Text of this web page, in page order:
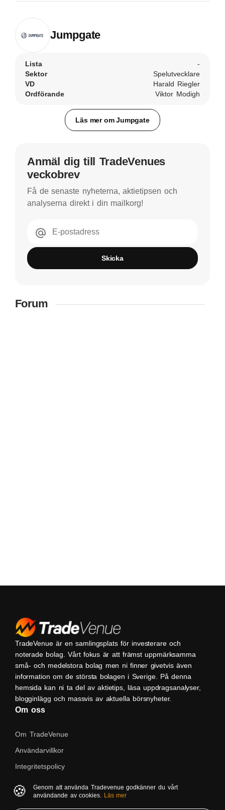
Jumpgate
Lista
-
Sektor
Spelutvecklare
VD
Harald Riegler
Ordförande
Viktor Modigh
Läs mer om Jumpgate
Anmäl dig till TradeVenues
veckobrev
Få de senaste nyheterna, aktietipsen och
analyserna direkt i din mailkorg!
E-postadress
Skicka
Forum
TradeVenue är en samlingsplats för investerare och
noterade bolag. Vårt fokus är att främst uppmärksamma
små- och medelstora bolag men ni finner givetvis även
information om de största bolagen i Sverige. På denna
hemsida kan ni ta del av aktietips, läsa uppdragsanalyser,
blogginlägg och massvis av aktuella börsnyheter.
Om oss
Om TradeVenue
Användarvillkor
Integritetspolicy
Native
🍪
Genom att använda Tradevenue godkänner du vårt
användande av cookies. Läs mer